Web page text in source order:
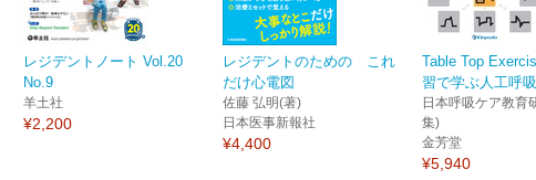
レジデントノート Vol.20
No.9
羊土社
¥2,200
レジデントのための これ
だけ心電図
佐藤 弘明(著)
日本医事新報社
¥4,400
Table Top
習で学ぶ人工呼吸
日本呼吸ケア教育
集)
金芳堂
¥5,940